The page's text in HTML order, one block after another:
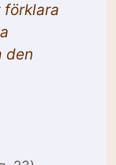
förklara
den